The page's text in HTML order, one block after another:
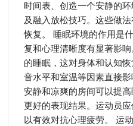
时间表、创造一个安静的
及融入放松技巧。这些做
恢复。 睡眠环境的作用是
复和心理清晰度有显著影
的睡眠，这对身体和认知
音水平和室温等因素直接影
安静和凉爽的房间可以提
更好的表现结果。运动员
以有效对抗心理疲劳。 运